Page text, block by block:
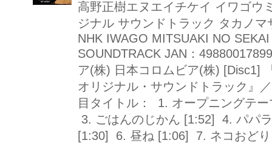
高野正樹エヌエイチケイ イワゴウ
ジナル サウンドトラック タカノ
NHK IWAGO MITSUAKI NO
SOUNDTRACK JAN：
ア(株) 日本コロムビア(株) [Disc1]
オリジナル・サウンドトラック』
目タイトル： 1. オープニングテ
3. ごはんのじかん [1:52] 4. パパ
[1:30] 6. 昼ね [1:06] 7. ネコおど